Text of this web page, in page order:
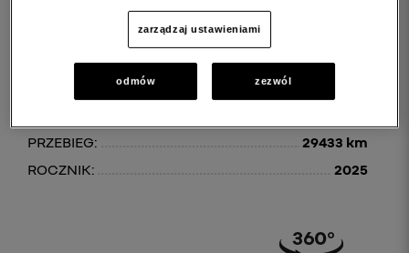
DACIA DUSTER
Duster 1.0 TCe Journey LPG
83 800 PLN brutto
PRZEBIEG:
29433 km
ROCZNIK:
2025
zarządzaj ustawieniami
odmów zezwól